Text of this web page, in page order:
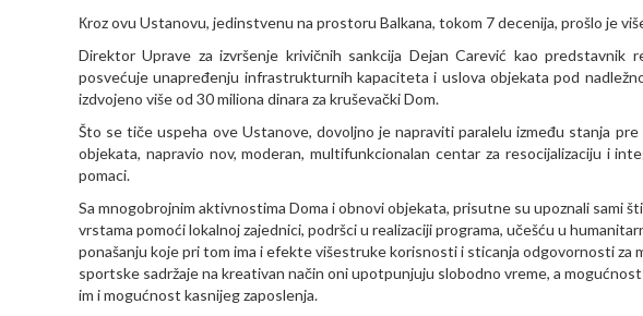
Кroz ovu Ustanovu, jedinstvenu na prostoru Balkana, tokom 7 decenija, prošlo je
Direktor Uprave za izvršenje krivičnih sankcija Dejan Carević kao predstavnik
posvećuje unapređenju infrastrukturnih kapaciteta i uslova objekata pod
izdvojeno više od 30 miliona dinara za kruševački Dom.
Što se tiče uspeha ove Ustanove, dovoljno je napraviti paralelu između stanja
objekata, napravio nov, moderan, multifunkcionalan centar za resocijalizaciju i
pomaci.
Sa mnogobrojnim aktivnostima Doma i obnovi objekata, prisutne su upoznali sami
vrstama pomoći lokalnoj zajednici, podršci u realizaciji programa, učešću u
ponašanju koje pri tom ima i efekte višestruke korisnosti i sticanja odgovornosti za
sportske sadržaje na kreativan način oni upotpunjuju slobodno vreme, a
im i mogućnost kasnijeg zaposlenja.